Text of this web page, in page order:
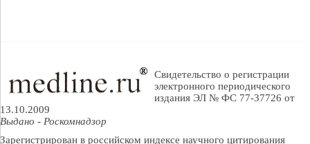
Свидетельство о регистрации
электронного периодического
издания ЭЛ № ФС 77-37726 от
13.10.2009
Выдано - Роскомнадзор
Зарегистрирован в российском индексе научного цитирования